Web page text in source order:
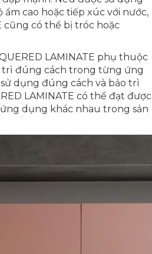
cao hoặc tiếp xúc với nước,
cũng có thể bị tróc hoặc
LAMINATE phụ thuộc
trì đúng cách trong từng ứng
dụng đúng cách và bảo trì
LAMINATE có thể đạt được
dụng khác nhau trong sản